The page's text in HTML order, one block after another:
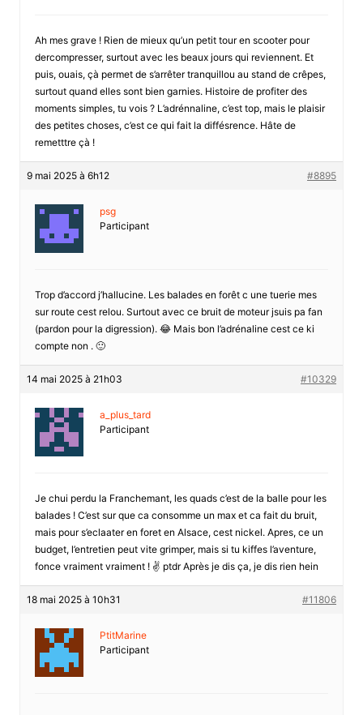
Ah mes grave ! Rien de mieux qu’un petit tour en scooter pour
dercompresser, surtout avec les beaux jours qui reviennent. Et
puis, ouais, çà permet de s’arrêter tranquillou au stand de crêpes,
surtout quand elles sont bien garnies. Histoire de profiter des
moments simples, tu vois ? L’adrénnaline, c’est top, mais le plaisir
des petites choses, c’est ce qui fait la diffésrence. Hâte de
remetttre çà !
9 mai 2025 à 6h12 #8895
psg
Participant
Trop d’accord j’hallucine. Les balades en forêt c une tuerie mes
sur route cest relou. Surtout avec ce bruit de moteur jsuis pa fan
(pardon pour la digression). 😂 Mais bon l’adrénaline cest ce ki
compte non . 🙂
14 mai 2025 à 21h03 #10329
a_plus_tard
Participant
Je chui perdu la Franchemant, les quads c’est de la balle pour les
balades ! C’est sur que ca consomme un max et ca fait du bruit,
mais pour s’eclaater en foret en Alsace, cest nickel. Apres, ce un
budget, l’entretien peut vite grimper, mais si tu kiffes l’aventure,
fonce vraiment vraiment ! ✌️ ptdr Après je dis ça, je dis rien hein
18 mai 2025 à 10h31 #11806
PtitMarine
Participant